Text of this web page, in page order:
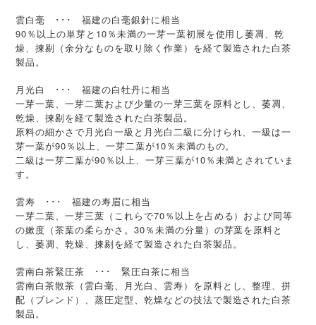
雲白毫 ･･･ 福建の白毫銀針に相当
90％以上の単芽と10％未満の一芽一葉初展を使用し萎凋、乾
燥、揀剔（余分なものを取り除く作業）を経て製造された白茶
製品。
月光白 ･･･ 福建の白牡丹に相当
一芽一葉、一芽二葉および少量の一芽三葉を原料とし、萎凋、
乾燥、揀剔を経て製造された白茶製品。
原料の細かさで月光白一級と月光白二級に分けられ、一級は一
芽一葉が90％以上、一芽二葉が10％未満のもの。
二級は一芽二葉が90％以上、一芽三葉が10％未満とされていま
す。
雲寿 ･･･ 福建の寿眉に相当
一芽二葉、一芽三葉（これらで70％以上を占める）および同等
の嫰度（茶葉の柔らかさ。30％未満の分量）の芽葉を原料と
し、萎凋、乾燥、揀剔を経て製造された白茶製品。
雲南白茶緊圧茶 ･･･ 緊圧白茶に相当
雲南白茶散茶（雲白毫、月光白、雲寿）を原料とし、整理、拼
配（ブレンド）、蒸圧定型、乾燥などの技法で製造された白茶
製品。